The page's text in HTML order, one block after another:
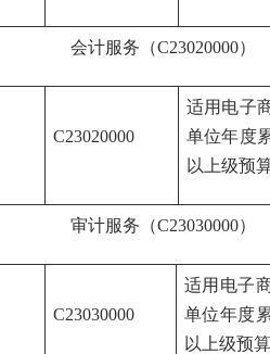
会计服务（C23020000）
C23020000
适用电子
单位年度
以上级预
审计服务（C23030000）
C23030000
适用电子
单位年度
以上级预